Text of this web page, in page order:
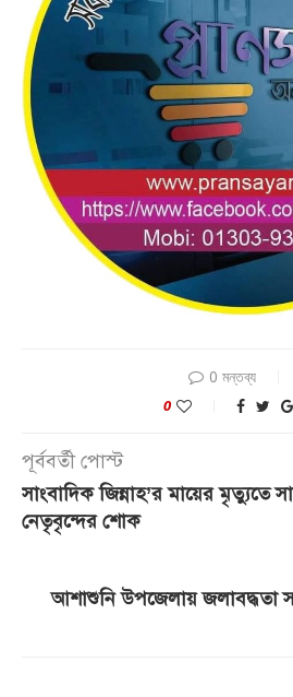
0 মন্তব্য
0
পূর্ববর্তী পোস্ট
সাংবাদিক জিন্নাহ’র মায়ের মৃত্যুতে
নেতৃবৃন্দের শোক
আশাশুনি উপজেলায় জলাবদ্ধতা